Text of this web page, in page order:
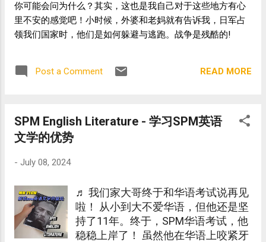
你可能会问为什么？其实，这也是我自己对于这些地方有心
里不安的感觉吧！小时候，外婆和老妈就有告诉我，日军占
领我们国家时，他们是如何躲避与逃跑。战争是残酷的!
Post a Comment READ MORE
SPM English Literature - 学习SPM英语
文学的优势
- July 08, 2024
♬ 我们家大哥终于和华语考试说再见
啦！ 从小到大不爱华语，但他还是坚
持了11年。终于，SPM华语考试，他
稳稳上岸了！ 虽然他在华语上咬紧牙